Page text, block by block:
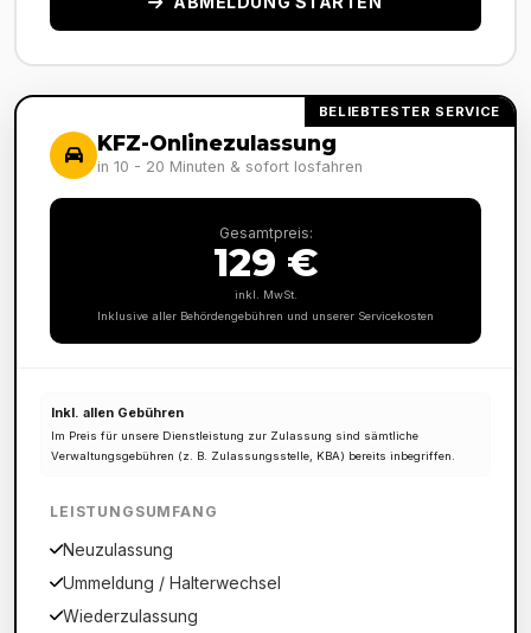
BELIEBTESTER SERVICE
KFZ-Onlinezulassung
in 10 - 20 Minuten & sofort losfahren
Gesamtpreis:
129 €
inkl. MwSt.
Inklusive aller Behördengebühren und unserer Servicekosten
Inkl. allen Gebühren
Im Preis für unsere Dienstleistung zur Zulassung sind sämtliche
Verwaltungsgebühren (z. B. Zulassungsstelle, KBA) bereits inbegriffen.
LEISTUNGSUMFANG
Neuzulassung
Ummeldung / Halterwechsel
Wiederzulassung